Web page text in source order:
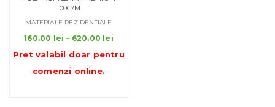
100G/M
MATERIALE REZIDENTIALE
160.00 lei – 620.00 leiInterval
prețuri:
Pret valabil doar pentru
comenzi online.